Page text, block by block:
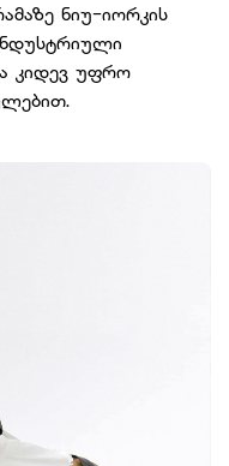
ნიუ-იორკის
კიდევ უფრო